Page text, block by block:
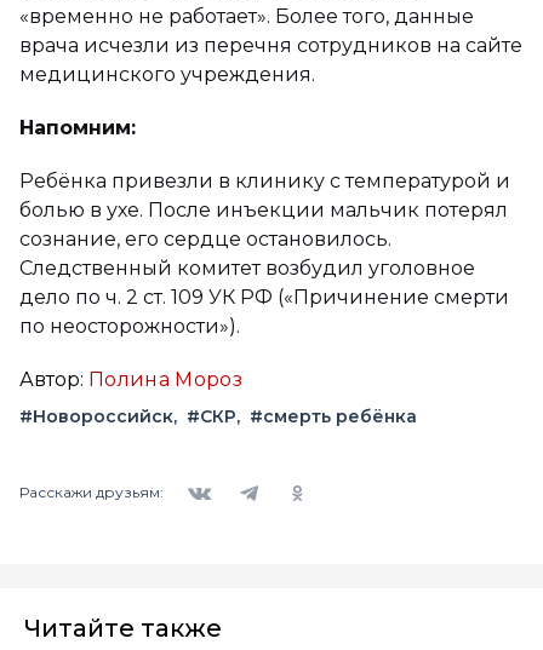
«временно не работает». Более того, данные
врача исчезли из перечня сотрудников на сайте
медицинского учреждения.
Напомним:
Ребёнка привезли в клинику с температурой и
болью в ухе. После инъекции мальчик потерял
сознание, его сердце остановилось.
Следственный комитет возбудил уголовное
дело по ч. 2 ст. 109 УК РФ («Причинение смерти
по неосторожности»).
Автор: Полина Мороз
#Новороссийск #СКР #смерть ребёнка
Расскажи друзьям:
Читайте также